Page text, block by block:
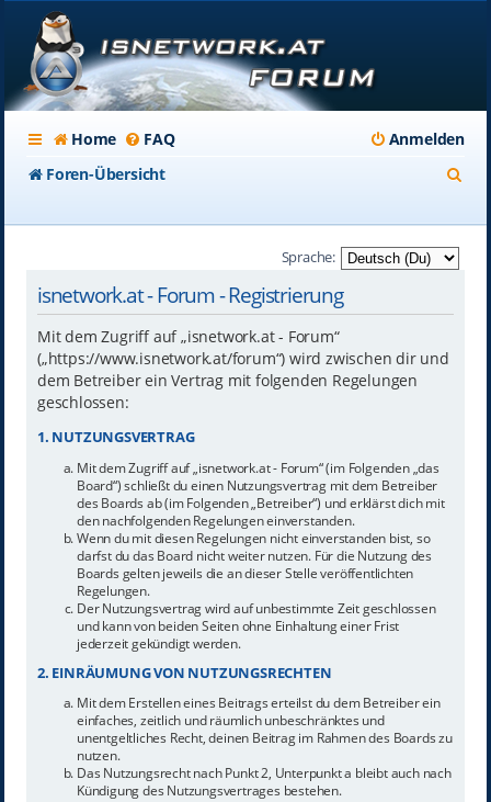
Home FAQ
Anmelden
Foren-Übersicht
Sprache:
isnetwork.at - Forum - Registrierung
Mit dem Zugriff auf „isnetwork.at - Forum“
(„https://www.isnetwork.at/forum“) wird zwischen dir und
dem Betreiber ein Vertrag mit folgenden Regelungen
geschlossen:
1. NUTZUNGSVERTRAG
Mit dem Zugriff auf „isnetwork.at - Forum“ (im Folgenden „das
Board“) schließt du einen Nutzungsvertrag mit dem Betreiber
des Boards ab (im Folgenden „Betreiber“) und erklärst dich mit
den nachfolgenden Regelungen einverstanden.
Wenn du mit diesen Regelungen nicht einverstanden bist, so
darfst du das Board nicht weiter nutzen. Für die Nutzung des
Boards gelten jeweils die an dieser Stelle veröffentlichten
Regelungen.
Der Nutzungsvertrag wird auf unbestimmte Zeit geschlossen
und kann von beiden Seiten ohne Einhaltung einer Frist
jederzeit gekündigt werden.
2. EINRÄUMUNG VON NUTZUNGSRECHTEN
Mit dem Erstellen eines Beitrags erteilst du dem Betreiber ein
einfaches, zeitlich und räumlich unbeschränktes und
unentgeltliches Recht, deinen Beitrag im Rahmen des Boards zu
nutzen.
Das Nutzungsrecht nach Punkt 2, Unterpunkt a bleibt auch nach
Kündigung des Nutzungsvertrages bestehen.